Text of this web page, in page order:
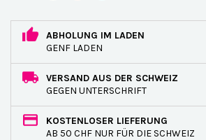
ABHOLUNG IM LADEN
GENF LADEN
VERSAND AUS DER SCHWEIZ
GEGEN UNTERSCHRIFT
KOSTENLOSER LIEFERUNG
AB 50 CHF NUR FÜR DIE SCHWEIZ